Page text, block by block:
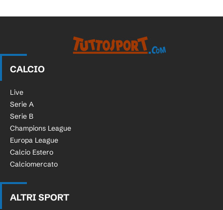
CALCIO
Live
Serie A
Serie B
Champions League
Europa League
Calcio Estero
Calciomercato
ALTRI SPORT